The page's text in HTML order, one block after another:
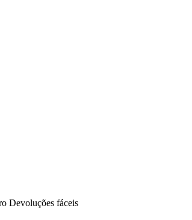
Devoluções fáceis